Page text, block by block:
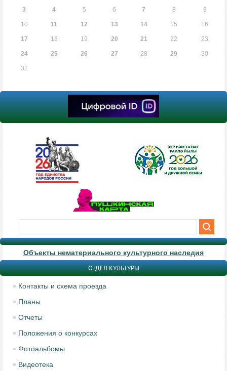
3 4 5 6 7 8 9
10 11 12 13 14 15 16
17 18 19 20 21 22 23
24 25 26 27 28 29 30
31
Объекты нематериального культурного наследия
ОТДЕЛ КУЛЬТУРЫ
Контакты и схема проезда
Планы
Отчеты
Положения о конкурсах
Фотоальбомы
Видеотека